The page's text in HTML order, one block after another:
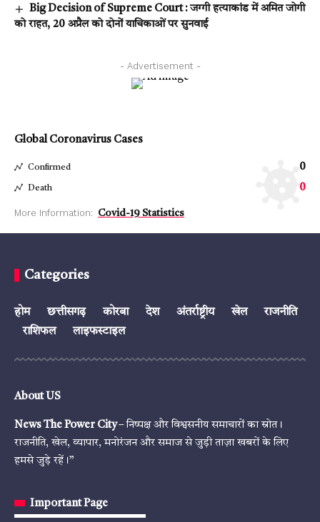
Big Decision of Supreme Court : जग्गी हत्याकांड में अमित जोगी
को राहत, 20 अप्रैल को दोनों याचिकाओं पर सुनवाई
- Advertisement -
Global Coronavirus Cases
Confirmed 0
Death 0
More Information: Covid-19 Statistics
Categories
होम छत्तीसगढ़ कोरबा देश अंतर्राष्ट्रीय खेल
राजनीति
राशिफल
लाइफस्टाइल
About US
News The Power City– निष्पक्ष और विश्वसनीय समाचारों का स्रोत।
राजनीति, खेल, व्यापार, मनोरंजन और समाज से जुड़ी ताज़ा खबरों के लिए
हमसे जुड़े रहें।”
Important Page